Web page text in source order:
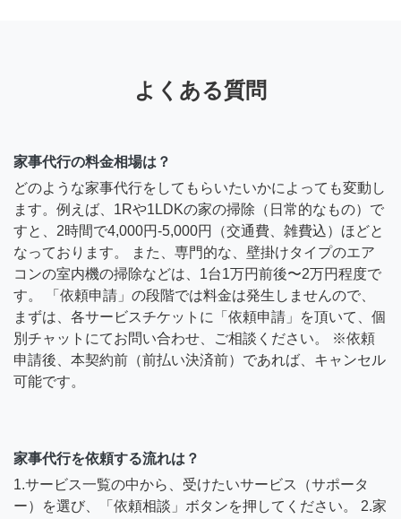
よくある質問
家事代行の料金相場は？
どのような家事代行をしてもらいたいかによっても変動し
ます。例えば、1Rや1LDKの家の掃除（日常的なもの）で
すと、2時間で4,000円-5,000円（交通費、雑費込）ほどと
なっております。 また、専門的な、壁掛けタイプのエア
コンの室内機の掃除などは、1台1万円前後〜2万円程度で
す。 「依頼申請」の段階では料金は発生しませんので、
まずは、各サービスチケットに「依頼申請」を頂いて、個
別チャットにてお問い合わせ、ご相談ください。 ※依頼
申請後、本契約前（前払い決済前）であれば、キャンセル
可能です。
家事代行を依頼する流れは？
1.サービス一覧の中から、受けたいサービス（サポータ
ー）を選び、「依頼相談」ボタンを押してください。 2.家